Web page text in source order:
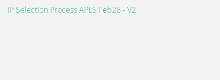
IP Selection Process APLS Feb26 - V2